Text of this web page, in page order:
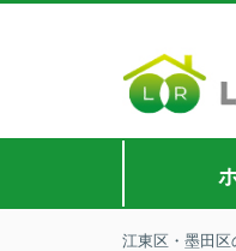
江東区・墨田区